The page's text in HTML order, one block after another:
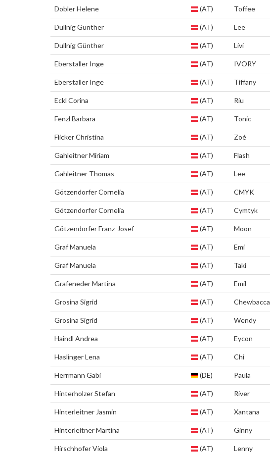
Dobler Helene (AT) Toffee
Dullnig Günther (AT) Lee
Dullnig Günther (AT) Livi
Eberstaller Inge (AT) IVORY
Eberstaller Inge (AT) Tiffany
Eckl Corina (AT) Riu
Fenzl Barbara (AT) Tonic
Flicker Christina (AT) Zoé
Gahleitner Miriam (AT) Flash
Gahleitner Thomas (AT) Lee
Götzendorfer Cornelia (AT) CMYK
Götzendorfer Cornelia (AT) Cymtyk
Götzendorfer Franz-Josef (AT) Moon
Graf Manuela (AT) Emi
Graf Manuela (AT) Taki
Grafeneder Martina (AT) Emil
Grosina Sigrid (AT) Chewbacca
Grosina Sigrid (AT) Wendy
Haindl Andrea (AT) Eycon
Haslinger Lena (AT) Chi
Herrmann Gabi (DE) Paula
Hinterholzer Stefan (AT) River
Hinterleitner Jasmin (AT) Xantana
Hinterleitner Martina (AT) Ginny
Hirschhofer Viola (AT) Lenny